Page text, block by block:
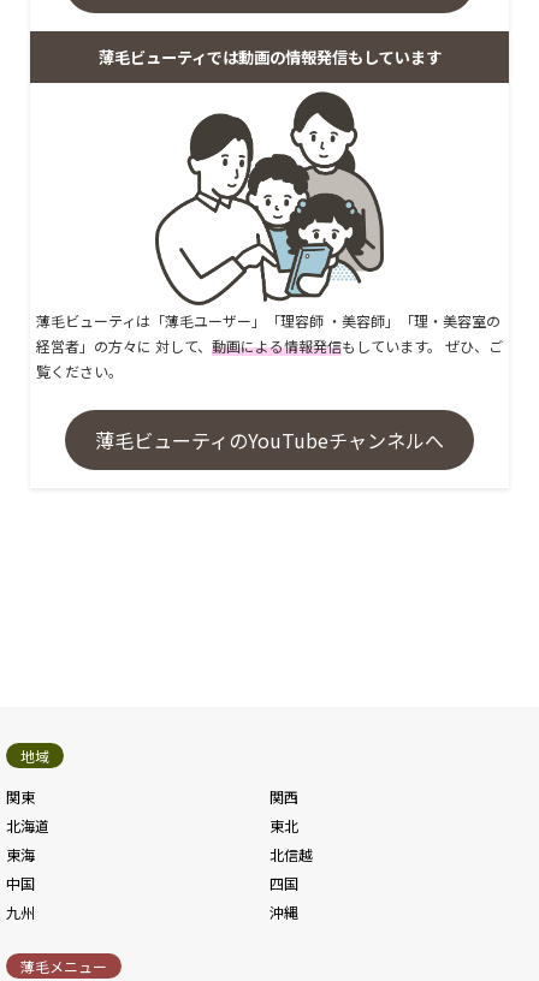
薄毛ビューティでは動画の情報発信もしています
薄毛ビューティは「薄毛ユーザー」「理容師 ・美容師」「理・美容室の
経営者」の方々に 対して、 動画による情報発信もしています。 ぜひ、ご
覧ください。
薄毛ビューティのYouTubeチャンネルへ
地域
関東
関西
北海道
東北
東海
北信越
中国
四国
九州
沖縄
薄毛メニュー